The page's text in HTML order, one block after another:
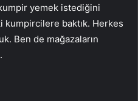
yemek istediğini
kumpircilere baktık. Herkes
Ben de mağazaların